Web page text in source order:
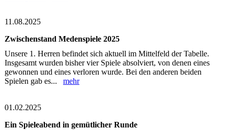
11.08.2025
Zwischenstand Medenspiele 2025
Unsere 1. Herren befindet sich aktuell im Mittelfeld der Tabelle.
Insgesamt wurden bisher vier Spiele absolviert, von denen eines
gewonnen und eines verloren wurde. Bei den anderen beiden
Spielen gab es... mehr
01.02.2025
Ein Spieleabend in gemütlicher Runde